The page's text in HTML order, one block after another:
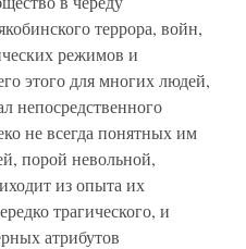
террора, войн,
режимов и
этого для многих людей,
непосредственного
не всегда понятных им
порой невольной,
из опыта их
трагического, и
атрибутов